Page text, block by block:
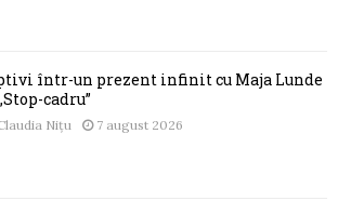
într-un prezent infinit cu Maja Lunde
cadru”
Nițu 7 august 2026